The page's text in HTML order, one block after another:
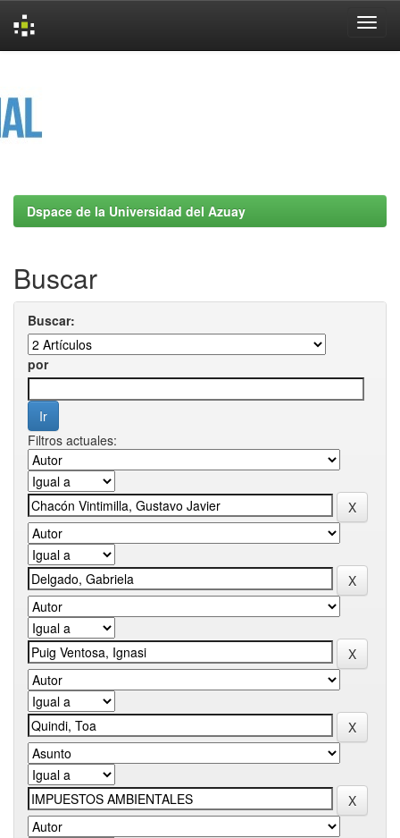
Dspace de la Universidad del Azuay
Buscar
Buscar:
por
Filtros actuales: